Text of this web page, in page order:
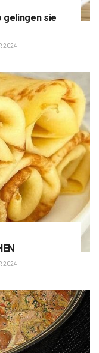
gelingen sie
2024
2024